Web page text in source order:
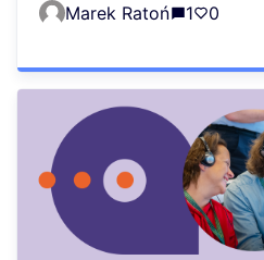
Marek Ratoń 1 0